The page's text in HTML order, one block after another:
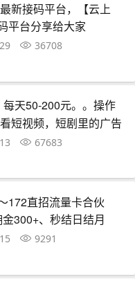
新接码平台，【云上
平台分享给大家
36708
每天50-200元。。操作
短视频，短剧里的广告
单
67683
172直招流量卡合伙
300+、秒结日结月
自由发展下级代理、长
9291